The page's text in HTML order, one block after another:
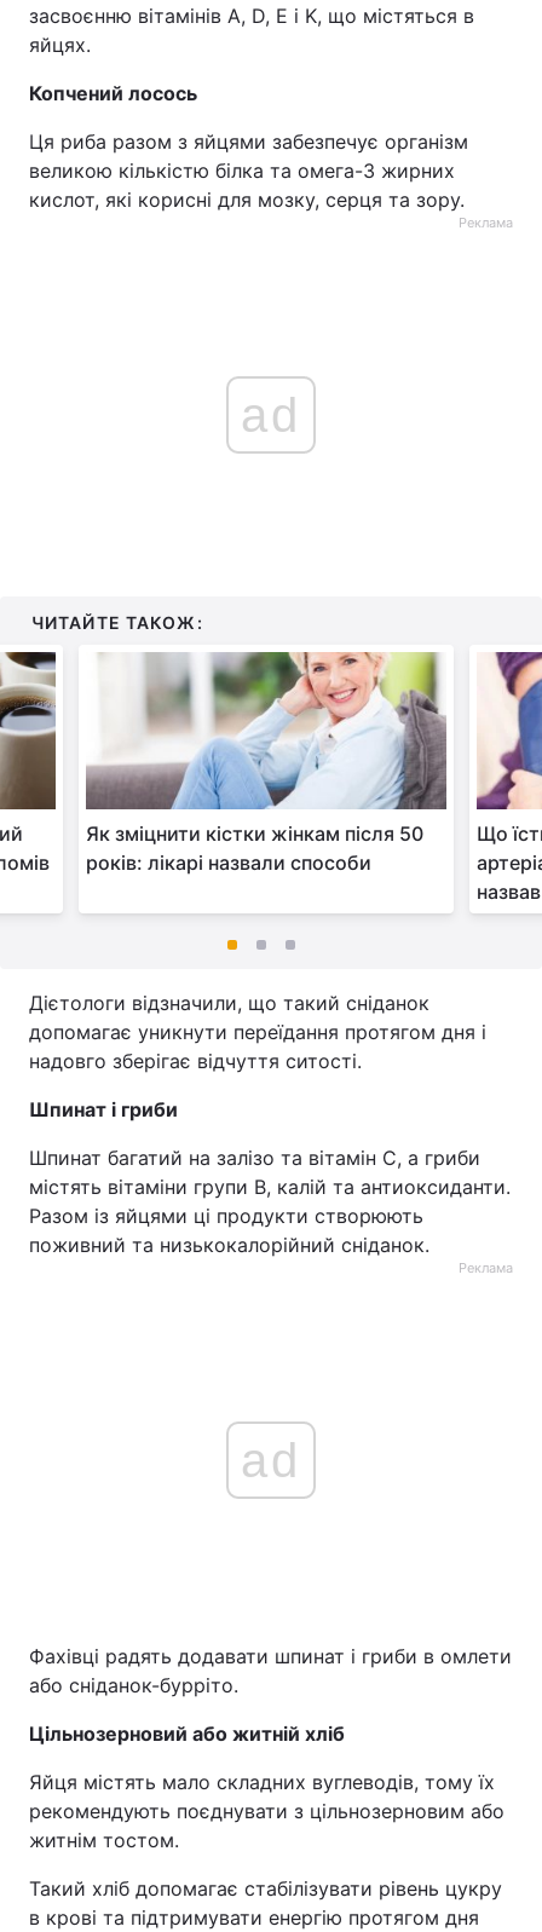
засвоєнню вітамінів A, D, E і K, що містяться в
яйцях.
Копчений лосось
Ця риба разом з яйцями забезпечує організм
великою кількістю білка та омега-3 жирних
кислот, які корисні для мозку, серця та зору.
Реклама
ad
ЧИТАЙТЕ ТАКОЖ:
Як зміцнити кістки жінкам після 50
років: лікарі назвали способи
Що
Дієтологи відзначили, що такий сніданок
допомагає уникнути переїдання протягом дня і
надовго зберігає відчуття ситості.
Шпинат і гриби
Шпинат багатий на залізо та вітамін С, а гриби
містять вітаміни групи В, калій та антиоксиданти.
Разом із яйцями ці продукти створюють
поживний та низькокалорійний сніданок.
Реклама
ad
Фахівці радять додавати шпинат і гриби в омлети
або сніданок-бурріто.
Цільнозерновий або житній хліб
Яйця містять мало складних вуглеводів, тому їх
рекомендують поєднувати з цільнозерновим або
житнім тостом.
Такий хліб допомагає стабілізувати рівень цукру
в крові та підтримувати енергію протягом дня